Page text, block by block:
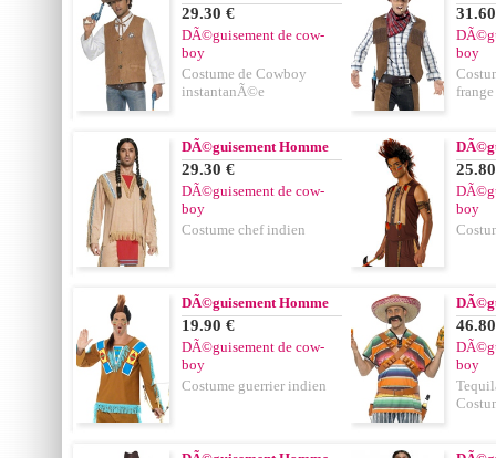
29.30 €
DÃ©guisement de cow-
boy
Costume de Cowboy
instantanÃ©e
boy
frange
DÃ©guisement Homme
29.30 €
DÃ©guisement de cow-
boy
Costume chef indien
boy
DÃ©guisement Homme
19.90 €
DÃ©guisement de cow-
boy
Costume guerrier indien
boy